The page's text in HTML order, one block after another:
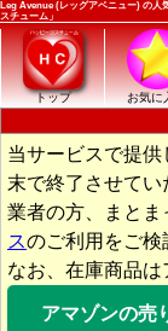
Leg Avenue (レッグアベニュー) の人
スチューム」
トップ お気に
当サービスで提
末で終了させてい
業者の方、まとま
スのご利用をご検
なお、在庫商品は
アマゾンの売